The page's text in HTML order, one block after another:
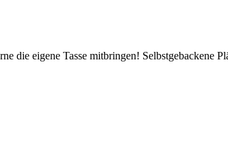
die eigene Tasse mitbringen! Selbstgebackene